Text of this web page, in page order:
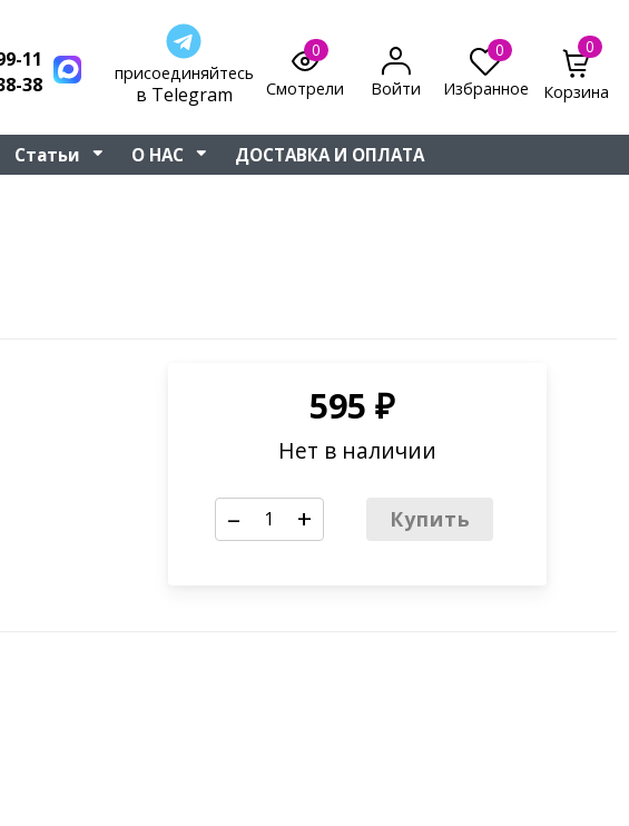
11
38
присоединяйтесь
в Telegram
0
Смотрели
Войти
0
Избранное
0
Корзина
Статьи О НАС ДОСТАВКА И ОПЛАТА
595₽
Нет в наличии
– + Купить